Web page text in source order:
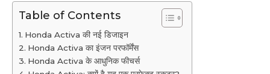
Table of Contents
Honda Activa की नई डिजाइन
Honda Activa का इंजन परफॉर्मेंस
Honda Activa के आधुनिक फीचर्स